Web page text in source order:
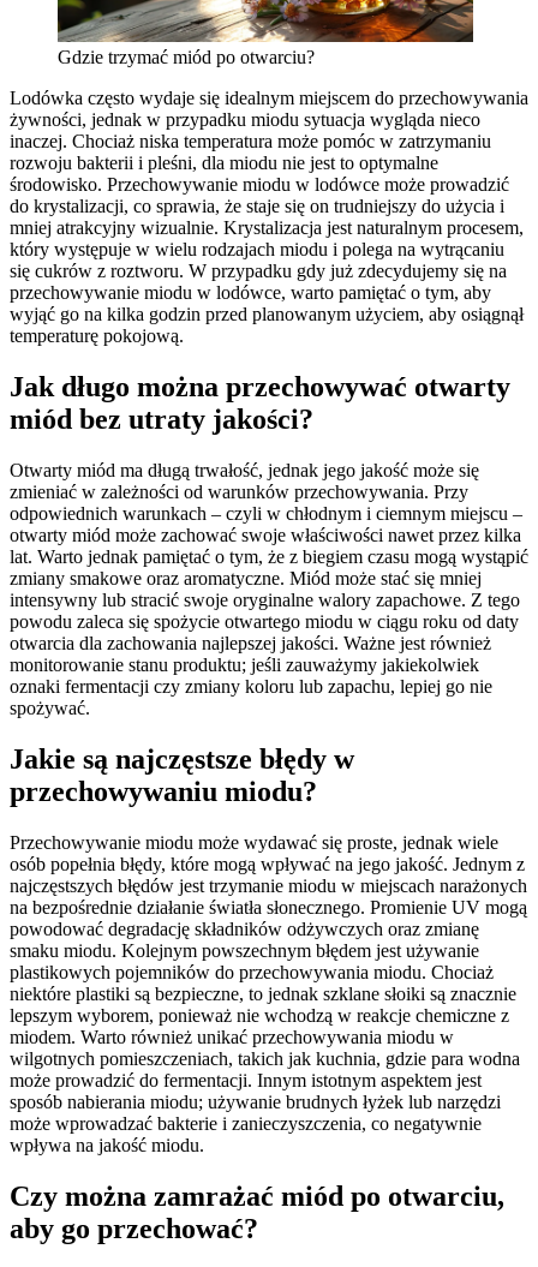
Gdzie trzymać miód po otwarciu?
Lodówka często wydaje się idealnym miejscem do przechowywania
żywności, jednak w przypadku miodu sytuacja wygląda nieco
inaczej. Chociaż niska temperatura może pomóc w zatrzymaniu
rozwoju bakterii i pleśni, dla miodu nie jest to optymalne
środowisko. Przechowywanie miodu w lodówce może prowadzić
do krystalizacji, co sprawia, że staje się on trudniejszy do użycia i
mniej atrakcyjny wizualnie. Krystalizacja jest naturalnym procesem,
który występuje w wielu rodzajach miodu i polega na wytrącaniu
się cukrów z roztworu. W przypadku gdy już zdecydujemy się na
przechowywanie miodu w lodówce, warto pamiętać o tym, aby
wyjąć go na kilka godzin przed planowanym użyciem, aby osiągnął
temperaturę pokojową.
Jak długo można przechowywać otwarty
miód bez utraty jakości?
Otwarty miód ma długą trwałość, jednak jego jakość może się
zmieniać w zależności od warunków przechowywania. Przy
odpowiednich warunkach – czyli w chłodnym i ciemnym miejscu –
otwarty miód może zachować swoje właściwości nawet przez kilka
lat. Warto jednak pamiętać o tym, że z biegiem czasu mogą wystąpić
zmiany smakowe oraz aromatyczne. Miód może stać się mniej
intensywny lub stracić swoje oryginalne walory zapachowe. Z tego
powodu zaleca się spożycie otwartego miodu w ciągu roku od daty
otwarcia dla zachowania najlepszej jakości. Ważne jest również
monitorowanie stanu produktu; jeśli zauważymy jakiekolwiek
oznaki fermentacji czy zmiany koloru lub zapachu, lepiej go nie
spożywać.
Jakie są najczęstsze błędy w
przechowywaniu miodu?
Przechowywanie miodu może wydawać się proste, jednak wiele
osób popełnia błędy, które mogą wpływać na jego jakość. Jednym z
najczęstszych błędów jest trzymanie miodu w miejscach narażonych
na bezpośrednie działanie światła słonecznego. Promienie UV mogą
powodować degradację składników odżywczych oraz zmianę
smaku miodu. Kolejnym powszechnym błędem jest używanie
plastikowych pojemników do przechowywania miodu. Chociaż
niektóre plastiki są bezpieczne, to jednak szklane słoiki są znacznie
lepszym wyborem, ponieważ nie wchodzą w reakcje chemiczne z
miodem. Warto również unikać przechowywania miodu w
wilgotnych pomieszczeniach, takich jak kuchnia, gdzie para wodna
może prowadzić do fermentacji. Innym istotnym aspektem jest
sposób nabierania miodu; używanie brudnych łyżek lub narzędzi
może wprowadzać bakterie i zanieczyszczenia, co negatywnie
wpływa na jakość miodu.
Czy można zamrażać miód po otwarciu,
aby go przechować?